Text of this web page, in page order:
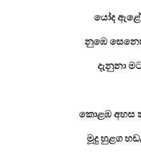
යෝද
නුඹෙ
දැනුනා
කොළඹ අහස
මූදු හුළග